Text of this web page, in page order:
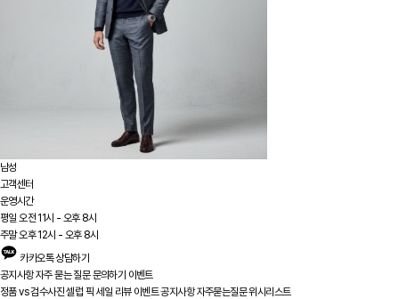
남성
고객센터
운영시간
평일 오전 11시 - 오후 8시
주말 오후 12시 - 오후 8시
카카오톡 상담하기
공지사항자주 묻는 질문문의하기 이벤트
정품 vs검수사진셀럽 픽 세일 리뷰 이벤트공지사항 자주묻는질문위시리스트